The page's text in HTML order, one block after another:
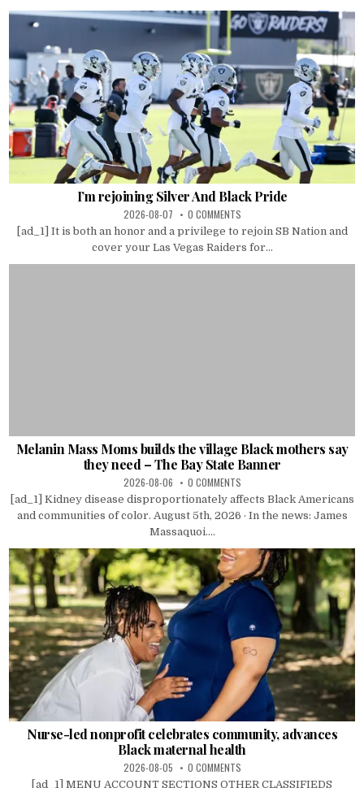
I’m rejoining Silver And Black Pride
2026-08-07 0 COMMENTS
[ad_1] It is both an honor and a privilege to rejoin SB Nation and
cover your Las Vegas Raiders for...
Melanin Mass Moms builds the village Black mothers say
they need – The Bay State Banner
2026-08-06 0 COMMENTS
[ad_1] Kidney disease disproportionately affects Black Americans
and communities of color. August 5th, 2026 · In the news: James
Massaquoi....
Nurse-led nonprofit celebrates community, advances
Black maternal health
2026-08-05 0 COMMENTS
[ad_1] MENU ACCOUNT SECTIONS OTHER CLASSIFIEDS